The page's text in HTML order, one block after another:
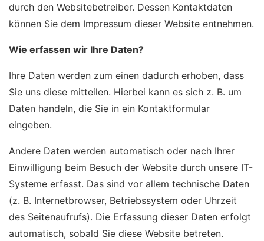
durch den Websitebetreiber. Dessen Kontaktdaten
können Sie dem Impressum dieser Website entnehmen.
Wie erfassen wir Ihre Daten?
Ihre Daten werden zum einen dadurch erhoben, dass
Sie uns diese mitteilen. Hierbei kann es sich z. B. um
Daten handeln, die Sie in ein Kontaktformular
eingeben.
Andere Daten werden automatisch oder nach Ihrer
Einwilligung beim Besuch der Website durch unsere IT-
Systeme erfasst. Das sind vor allem technische Daten
(z. B. Internetbrowser, Betriebssystem oder Uhrzeit
des Seitenaufrufs). Die Erfassung dieser Daten erfolgt
automatisch, sobald Sie diese Website betreten.